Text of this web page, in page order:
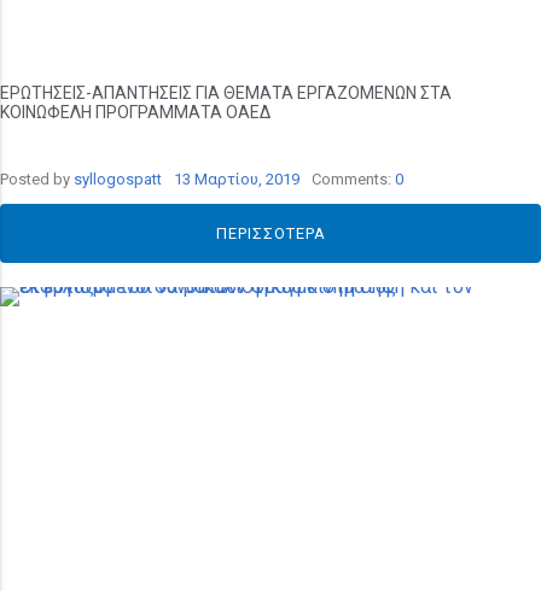
ΕΡΩΤΗΣΕΙΣ-ΑΠΑΝΤΗΣΕΙΣ ΓΙΑ ΘΕΜΑΤΑ ΕΡΓΑΖΟΜΕΝΩΝ ΣΤΑ
ΚΟΙΝΩΦΕΛΗ ΠΡΟΓΡΑΜΜΑΤΑ ΟΑΕΔ
Posted by syllogospatt 13 Μαρτίου, 2019 Comments: 0
ΠΕΡΙΣΣΌΤΕΡΑ